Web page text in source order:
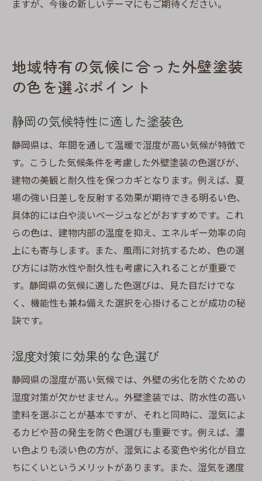
ますが、今後の新しいテーマにもご期待ください。
地域特有の気候に合った外壁塗装
の色を選ぶポイント
静岡の気候特性に適した塗装色
静岡県は、年間を通して温暖で湿度が高い気候が特徴で
す。こうした気候条件を考慮した外壁塗装の色選びが、
建物の美観と耐久性を保つカギとなります。例えば、夏
場の強い日差しを反射する効果が期待できる明るい色、
具体的には白や淡いベージュなどがおすすめです。これ
らの色は、建物内部の温度を抑え、エネルギー効率の向
上にも寄与します。また、風雨に対抗するため、色の選
び方には防水性や耐久性も考慮に入れることが重要で
す。静岡県の気候に適した色選びは、見た目だけでな
く、機能性も兼ね備えた選択を心掛けることが成功の秘
訣です。
湿度対策に効果的な色選び
静岡県の湿度が高い気候では、外壁の劣化を防ぐための
湿度対策が欠かせません。外壁塗装では、防水性の高い
塗料を選ぶことが基本ですが、それと同時に、湿気によ
るカビや苔の発生を防ぐ色選びも重要です。例えば、濃
い色よりも淡い色の方が、湿気による変色や劣化が目立
ちにくいというメリットがあります。また、湿気を適度